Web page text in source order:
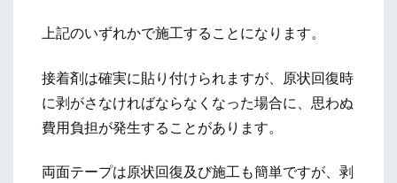
上記のいずれかで施工することになります。
接着剤は確実に貼り付けられますが、原状回復時
に剥がさなければならなくなった場合に、思わぬ
費用負担が発生することがあります。
両面テープは原状回復及び施工も簡単ですが、剥